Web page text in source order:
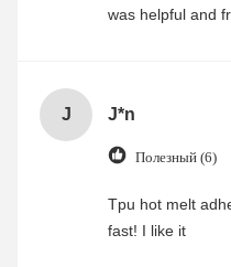
was helpful and
J J*n
Полезный (6)
Tpu hot melt
fast! I like it